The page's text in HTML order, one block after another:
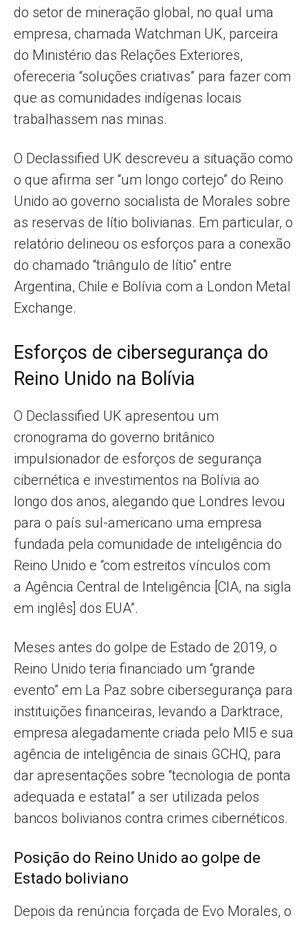
do setor de mineração global, no qual uma
empresa, chamada Watchman UK, parceira
do Ministério das Relações Exteriores,
ofereceria “soluções criativas” para fazer com
que as comunidades indígenas locais
trabalhassem nas minas.
O Declassified UK descreveu a situação como
o que afirma ser “um longo cortejo” do Reino
Unido ao governo socialista de Morales sobre
as reservas de lítio bolivianas. Em particular, o
relatório delineou os esforços para a conexão
do chamado “triângulo de lítio” entre
Argentina, Chile e Bolívia com a London Metal
Exchange.
Esforços de cibersegurança do
Reino Unido na Bolívia
O Declassified UK apresentou um
cronograma do governo britânico
impulsionador de esforços de segurança
cibernética e investimentos na Bolívia ao
longo dos anos, alegando que Londres levou
para o país sul-americano uma empresa
fundada pela comunidade de inteligência do
Reino Unido e “com estreitos vínculos com
a Agência Central de Inteligência [CIA, na sigla
em inglês] dos EUA”.
Meses antes do golpe de Estado de 2019, o
Reino Unido teria financiado um “grande
evento” em La Paz sobre cibersegurança para
instituições financeiras, levando a Darktrace,
empresa alegadamente criada pelo MI5 e sua
agência de inteligência de sinais GCHQ, para
dar apresentações sobre “tecnologia de ponta
adequada e estatal” a ser utilizada pelos
bancos bolivianos contra crimes cibernéticos.
Posição do Reino Unido ao golpe de
Estado boliviano
Depois da renúncia forçada de Evo Morales, o